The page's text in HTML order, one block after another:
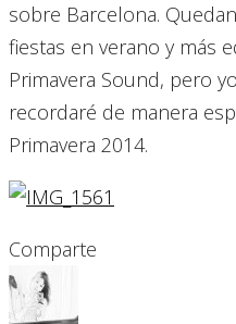
sobre Barcelona.
fiestas en verano y más
Primavera Sound, pero
recordaré de manera
Primavera 2014.
Comparte